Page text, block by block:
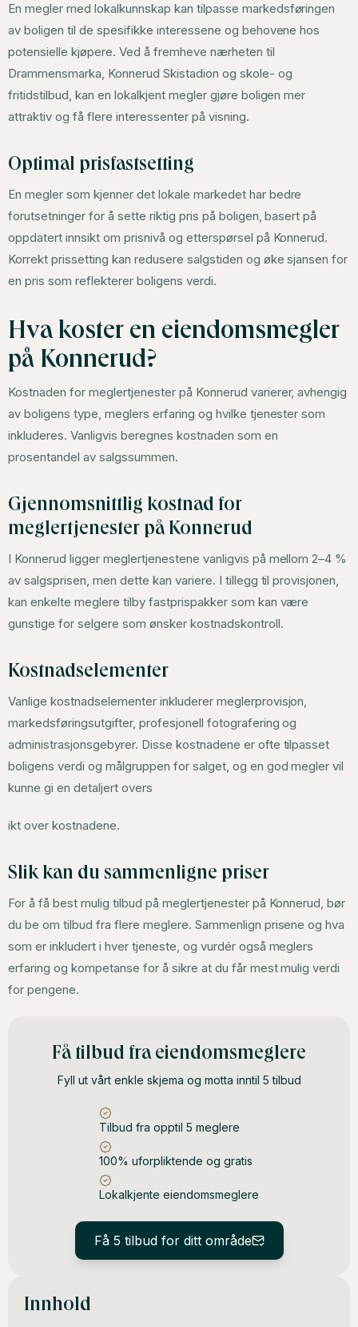
En megler med lokalkunnskap kan tilpasse markedsføringen
av boligen til de spesifikke interessene og behovene hos
potensielle kjøpere. Ved å fremheve nærheten til
Drammensmarka, Konnerud Skistadion og skole- og
fritidstilbud, kan en lokalkjent megler gjøre boligen mer
attraktiv og få flere interessenter på visning.
Optimal prisfastsetting
En megler som kjenner det lokale markedet har bedre
forutsetninger for å sette riktig pris på boligen, basert på
oppdatert innsikt om prisnivå og etterspørsel på Konnerud.
Korrekt prissetting kan redusere salgstiden og øke sjansen for
en pris som reflekterer boligens verdi.
Hva koster en eiendomsmegler
på Konnerud?
Kostnaden for meglertjenester på Konnerud varierer, avhengig
av boligens type, meglers erfaring og hvilke tjenester som
inkluderes. Vanligvis beregnes kostnaden som en
prosentandel av salgssummen.
Gjennomsnittlig kostnad for
meglertjenester på Konnerud
I Konnerud ligger meglertjenestene vanligvis på mellom 2–4 %
av salgsprisen, men dette kan variere. I tillegg til provisjonen,
kan enkelte meglere tilby fastprispakker som kan være
gunstige for selgere som ønsker kostnadskontroll.
Kostnadselementer
Vanlige kostnadselementer inkluderer meglerprovisjon,
markedsføringsutgifter, profesjonell fotografering og
administrasjonsgebyrer. Disse kostnadene er ofte tilpasset
boligens verdi og målgruppen for salget, og en god megler vil
kunne gi en detaljert overs
ikt over kostnadene.
Slik kan du sammenligne priser
For å få best mulig tilbud på meglertjenester på Konnerud, bør
du be om tilbud fra flere meglere. Sammenlign prisene og hva
som er inkludert i hver tjeneste, og vurdér også meglers
erfaring og kompetanse for å sikre at du får mest mulig verdi
for pengene.
Få tilbud fra eiendomsmeglere
Fyll ut vårt enkle skjema og motta inntil 5 tilbud
Tilbud fra opptil 5 meglere
100% uforpliktende og gratis
Lokalkjente eiendomsmeglere
Få 5 tilbud for ditt område
Innhold